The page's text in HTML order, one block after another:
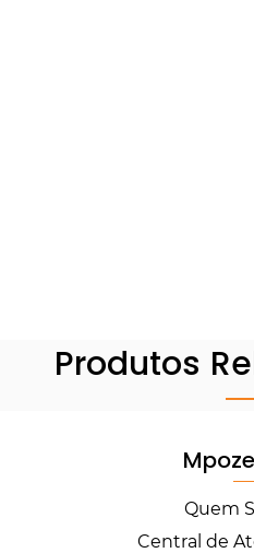
Produtos
Quem
Central de